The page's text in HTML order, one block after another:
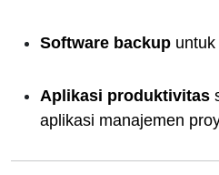
Software backup
Aplikasi produktivitas
aplikasi manajemen